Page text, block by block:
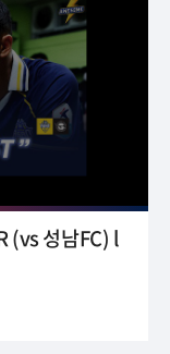
(vs 성남FC) l